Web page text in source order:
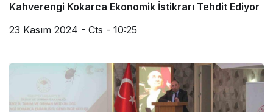
Kahverengi Kokarca Ekonomik İstikrarı Tehdit Ediyor
23 Kasım 2024 - Cts - 10:25